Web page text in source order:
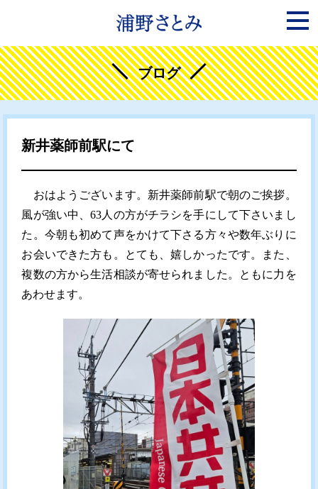
ブログ
新井薬師前駅にて
おはようございます。新井薬師前駅で朝のご挨拶。
風が強い中、63人の方がチラシを手にして下さいまし
た。今朝も初めて声をかけて下さる方々や数年ぶりに
お会いできた方も。とても、嬉しかったです。また、
複数の方から生活相談が寄せられました。ともに力を
あわせます。